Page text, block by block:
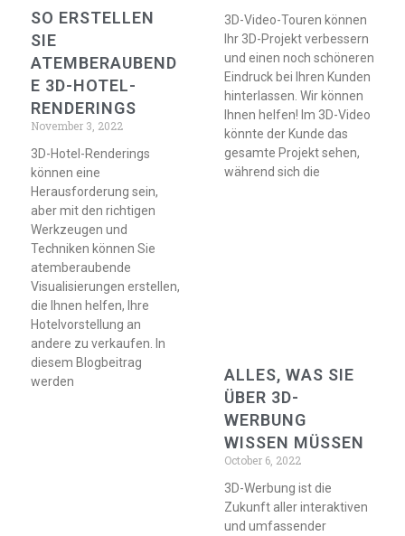
SO ERSTELLEN
SIE
ATEMBERAUBEND
E 3D-HOTEL-
RENDERINGS
November 3, 2022
3D-Hotel-Renderings
können eine
Herausforderung sein,
aber mit den richtigen
Werkzeugen und
Techniken können Sie
atemberaubende
Visualisierungen erstellen,
die Ihnen helfen, Ihre
Hotelvorstellung an
andere zu verkaufen. In
diesem Blogbeitrag
werden
3D-Video-Touren können
Ihr 3D-Projekt verbessern
und einen noch schöneren
Eindruck bei Ihren Kunden
hinterlassen. Wir können
Ihnen helfen! Im 3D-Video
könnte der Kunde das
gesamte Projekt sehen,
während sich die
ALLES, WAS SIE
ÜBER 3D-
WERBUNG
WISSEN MÜSSEN
October 6, 2022
3D-Werbung ist die
Zukunft aller interaktiven
und umfassender